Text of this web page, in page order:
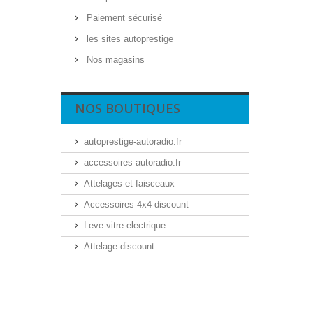
Paiement sécurisé
les sites autoprestige
Nos magasins
NOS BOUTIQUES
autoprestige-autoradio.fr
accessoires-autoradio.fr
Attelages-et-faisceaux
Accessoires-4x4-discount
Leve-vitre-electrique
Attelage-discount